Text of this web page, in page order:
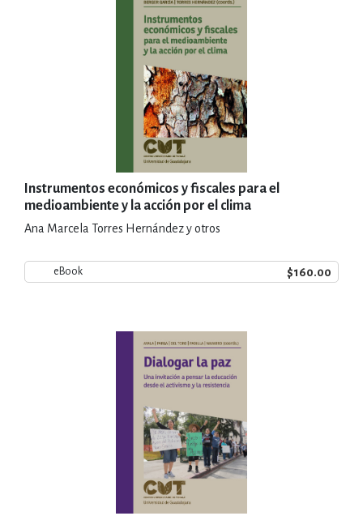
Instrumentos económicos y fiscales para el
medioambiente y la acción por el clima
Ana Marcela Torres Hernández y otros
eBook $160.00